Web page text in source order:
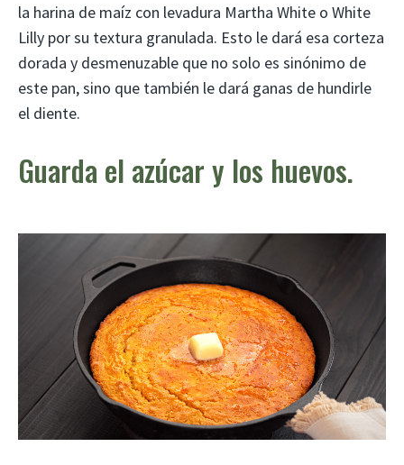
la harina de maíz con levadura Martha White o White
Lilly por su textura granulada. Esto le dará esa corteza
dorada y desmenuzable que no solo es sinónimo de
este pan, sino que también le dará ganas de hundirle
el diente.
Guarda el azúcar y los huevos.